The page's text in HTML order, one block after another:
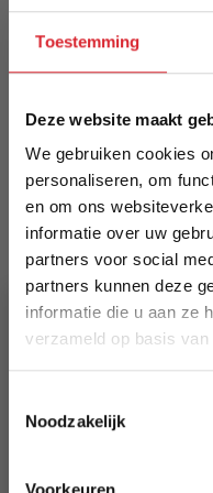
Toestemming
Deze website maakt
We gebruiken cookies
personaliseren, om
en om ons
informatie over uw
partners voor social
partners kunnen deze
informatie die u aan ze
verzameld op basis
Noodzakelijk
Voorkeuren
gepolijst RVS-frame
Gecapitonneerd
eenvoudige
representatieve
Merk
Dimehouse
EAN
8720239821376
Prijs